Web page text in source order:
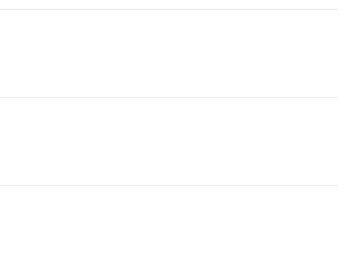
고 주장하지만 결국 죽을 때에 이르러서는 영생을 위해 남에게